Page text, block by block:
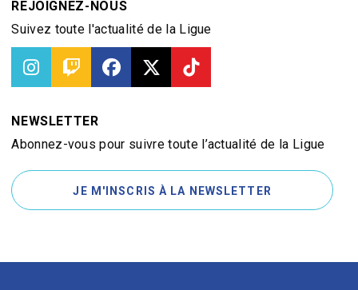
REJOIGNEZ-NOUS
Suivez toute l'actualité de la Ligue
NEWSLETTER
Abonnez-vous pour suivre toute l’actualité de la Ligue
JE M'INSCRIS À LA NEWSLETTER